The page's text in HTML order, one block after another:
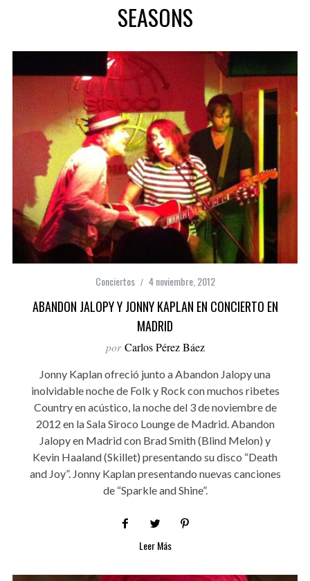
SEASONS
Conciertos 4 noviembre, 2012
ABANDON JALOPY Y JONNY KAPLAN EN CONCIERTO EN
MADRID
por Carlos Pérez Báez
Jonny Kaplan ofreció junto a Abandon Jalopy una
inolvidable noche de Folk y Rock con muchos ribetes
Country en acústico, la noche del 3 de noviembre de
2012 en la Sala Siroco Lounge de Madrid. Abandon
Jalopy en Madrid con Brad Smith (Blind Melon) y
Kevin Haaland (Skillet) presentando su disco “Death
and Joy”. Jonny Kaplan presentando nuevas canciones
de “Sparkle and Shine”.
Leer Más